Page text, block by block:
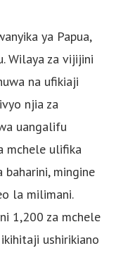
ya Papua,
Wilaya za vijijini
na ufikiaji
njia za
uangalifu
mchele ulifika
baharini, mingine
la milimani.
1,200 za mchele
ushirikiano